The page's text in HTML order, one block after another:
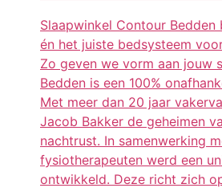
Slaapwinkel Contour
én het juiste bedsysteem
Zo geven we vorm aan jouw
Bedden is een 100%
Met meer dan 20 jaar
Jacob Bakker de geheimen
nachtrust. In samenwerking
fysiotherapeuten werd een
ontwikkeld. Deze richt zich